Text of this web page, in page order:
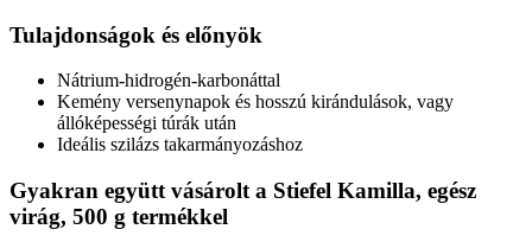
Tulajdonságok és előnyök
Nátrium-hidrogén-karbonáttal
Kemény versenynapok és hosszú kirándulások, vagy
állóképességi túrák után
Ideális szilázs takarmányozáshoz
Gyakran együtt vásárolt a Stiefel Kamilla, egész
virág, 500 g termékkel